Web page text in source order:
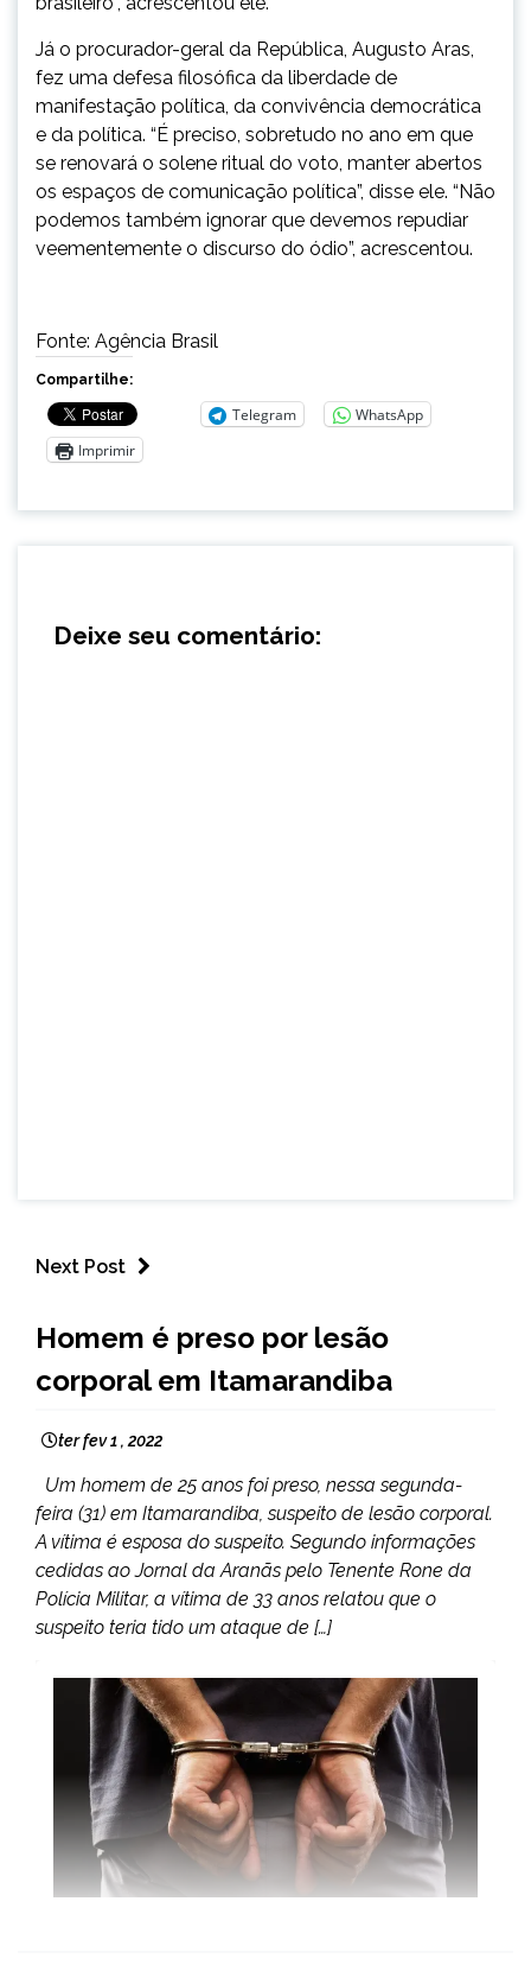
Já o procurador-geral da República, Augusto Aras,
fez uma defesa filosófica da liberdade de
manifestação política, da convivência democrática
e da política. “É preciso, sobretudo no ano em que
se renovará o solene ritual do voto, manter abertos
os espaços de comunicação política”, disse ele. “Não
podemos também ignorar que devemos repudiar
veementemente o discurso do ódio”, acrescentou.
Fonte: Agência Brasil
Compartilhe:
Telegram
WhatsApp
Imprimir
Deixe seu comentário:
Next Post
MINAS
GERAIS
NOTÍCIAS
Homem é preso por lesão
corporal em Itamarandiba
ter fev 1 , 2022
Um homem de 25 anos foi preso, nessa segunda-
feira (31) em Itamarandiba, suspeito de lesão corporal.
A vítima é esposa do suspeito. Segundo informações
cedidas ao Jornal da Aranãs pelo Tenente Rone da
Polícia Militar, a vítima de 33 anos relatou que o
suspeito teria tido um ataque de […]